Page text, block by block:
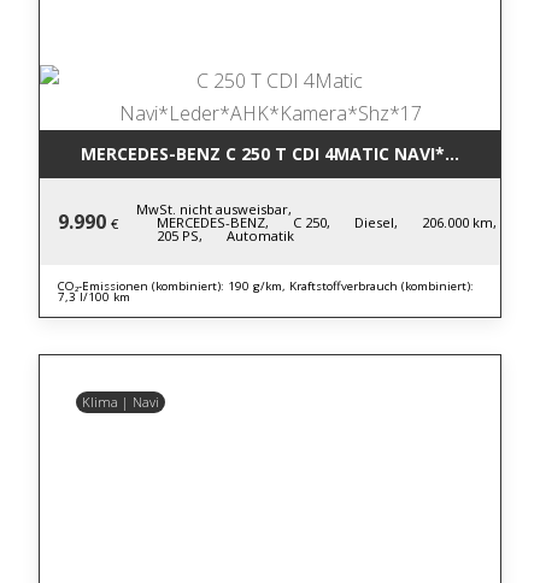
MERCEDES-BENZ C 250 T CDI 4MATIC
9.990 €
MwSt. nicht ausweisbar,
MERCEDES-BENZ, C 250, Diesel, 206.000 km,
205 PS, Automatik
CO₂-Emissionen (kombiniert): 190 g/km, Kraftstoffverbrauch (kombiniert):
7,3 l/100 km
Klima | Navi